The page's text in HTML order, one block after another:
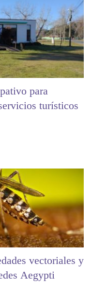
para
turísticos
vectoriales y
Aegypti